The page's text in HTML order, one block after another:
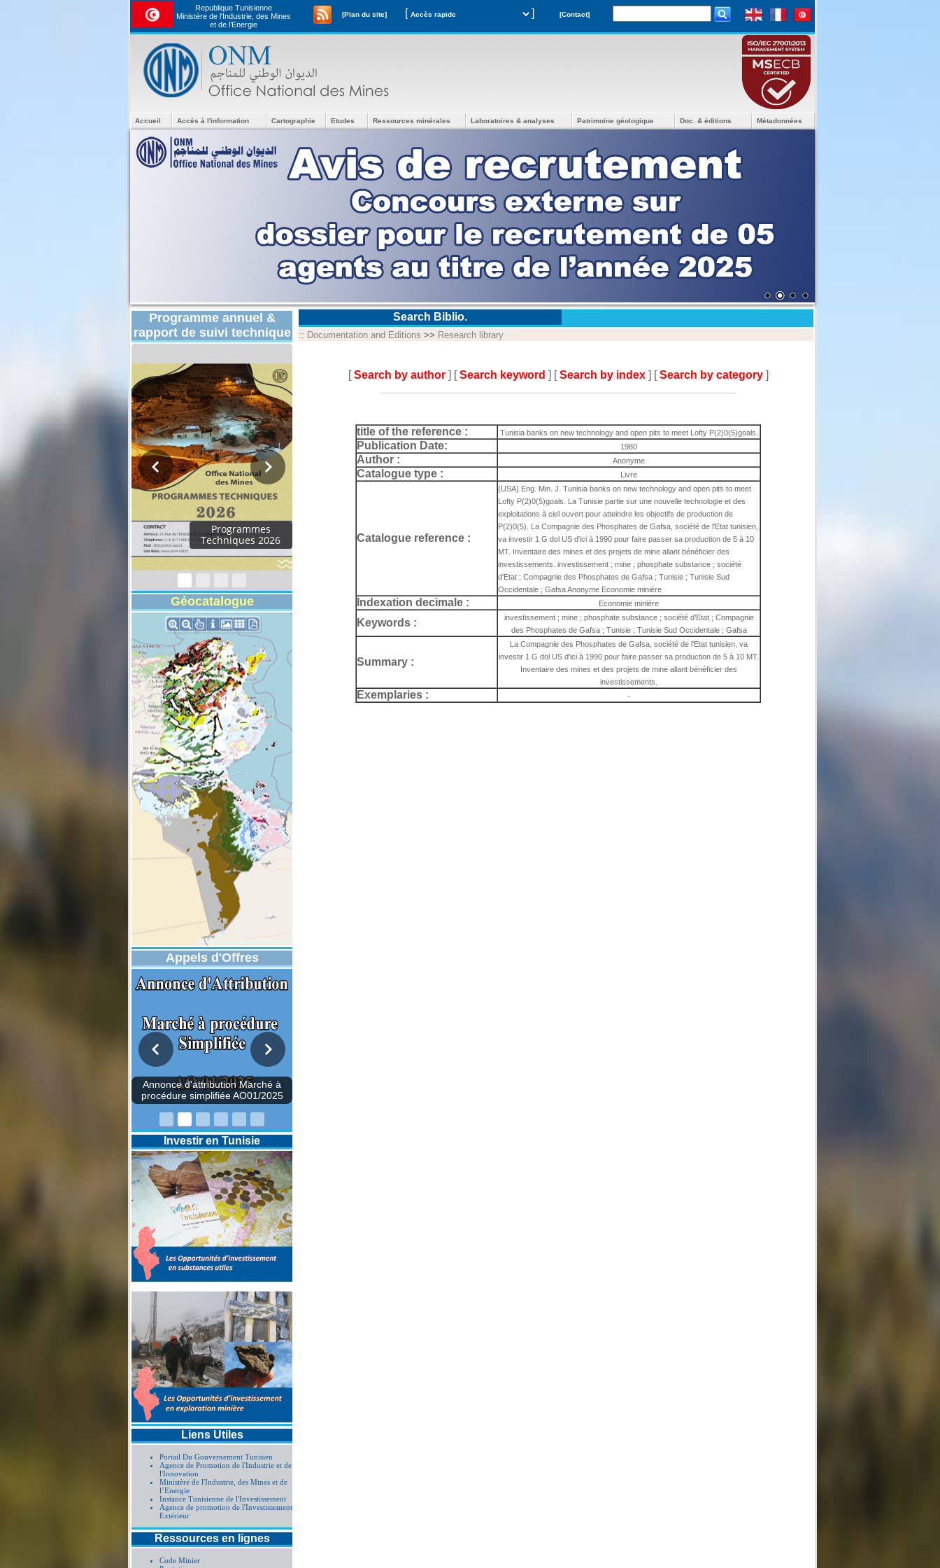
Republique Tunisienne
Ministère de l'Industrie, des Mines
et de l’Energie
[Plan du site] [ ] [Contact]
Accueil Accès à l'information Cartographie Etudes Ressources minérales Laboratoires & analyses Patrimoine géologique Doc. & éditions Métadonnées
Programme annuel &
rapport de suivi technique
Programmes
Techniques 2026
Géocatalogue
Appels d'Offres
Annonce d'attribution Marché à
procédure simplifiée AO01/2025
Investir en Tunisie
Liens Utiles
Portail Du Gouvernement Tunisien
Agence de Promotion de l'Industrie et de
l'Innovation
Ministère de l'Industrie, des Mines et de
l’Energie
Instance Tunisienne de l'Investissement
Agence de promotion de l'Investissement
Extérieur
Ressources en lignes
Code Minier
Search Biblio.
:: Documentation and Editions >> Research library
[Search by author ] [Search keyword ] [Search by index ] [Search by category ]
title of the reference : Tunisia banks on new technology and open pits to meet Lofty P(2)0(5)goals.
Publication Date: 1980
Author : Anonyme
Catalogue type : Livre
Catalogue reference :
(USA) Eng. Min. J. Tunisia banks on new technology and open pits to meet
Lofty P(2)0(5)goals. La Tunisie partie sur une nouvelle technologie et des
exploitations à ciel ouvert pour atteindre les objectifs de production de
P(2)0(5). La Compagnie des Phosphates de Gafsa, société de l'Etat tunisien,
va investir 1 G dol US d'ici à 1990 pour faire passer sa production de 5 à 10
MT. Inventaire des mines et des projets de mine allant bénéficier des
investissements. investissement ; mine ; phosphate substance ; société
d'Etat ; Compagnie des Phosphates de Gafsa ; Tunisie ; Tunisie Sud
Occidentale ; Gafsa Anonyme Economie minière
Indexation decimale : Economie minière
Keywords :
investissement ; mine ; phosphate substance ; société d'Etat ; Compagnie
des Phosphates de Gafsa ; Tunisie ; Tunisie Sud Occidentale ; Gafsa
Summary :
La Compagnie des Phosphates de Gafsa, société de l'Etat tunisien, va
investir 1 G dol US d'ici à 1990 pour faire passer sa production de 5 à 10 MT.
Inventaire des mines et des projets de mine allant bénéficier des
investissements.
Exemplaries : -